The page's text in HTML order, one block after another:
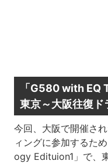
「G580 with
東京～大阪往復ド
今回、大阪で開催さ
ィングに参加するた
ogy Edituion1」で、